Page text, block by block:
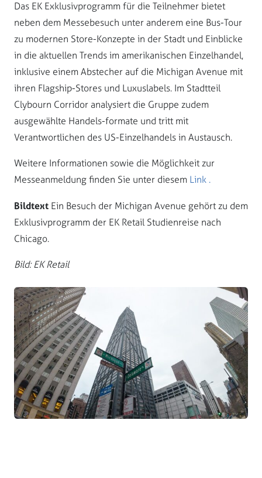
Das EK Exklusivprogramm für die Teilnehmer bietet
neben dem Messebesuch unter anderem eine Bus-Tour
zu modernen Store-Konzepte in der Stadt und Einblicke
in die aktuellen Trends im amerikanischen Einzelhandel,
inklusive einem Abstecher auf die Michigan Avenue mit
ihren Flagship-Stores und Luxuslabels. Im Stadtteil
Clybourn Corridor analysiert die Gruppe zudem
ausgewählte Handels-formate und tritt mit
Verantwortlichen des US-Einzelhandels in Austausch.
Weitere Informationen sowie die Möglichkeit zur
Messeanmeldung finden Sie unter diesem Link .
Bildtext Ein Besuch der Michigan Avenue gehört zu dem
Exklusivprogramm der EK Retail Studienreise nach
Chicago.
Bild: EK Retail